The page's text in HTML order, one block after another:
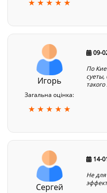
★ ★ ★ ★ ★
Игорь
Загальна оцінка:
★ ★ ★ ★ ★
09-
По
Сергей
14-
Не